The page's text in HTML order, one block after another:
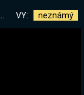
VY: neznámý